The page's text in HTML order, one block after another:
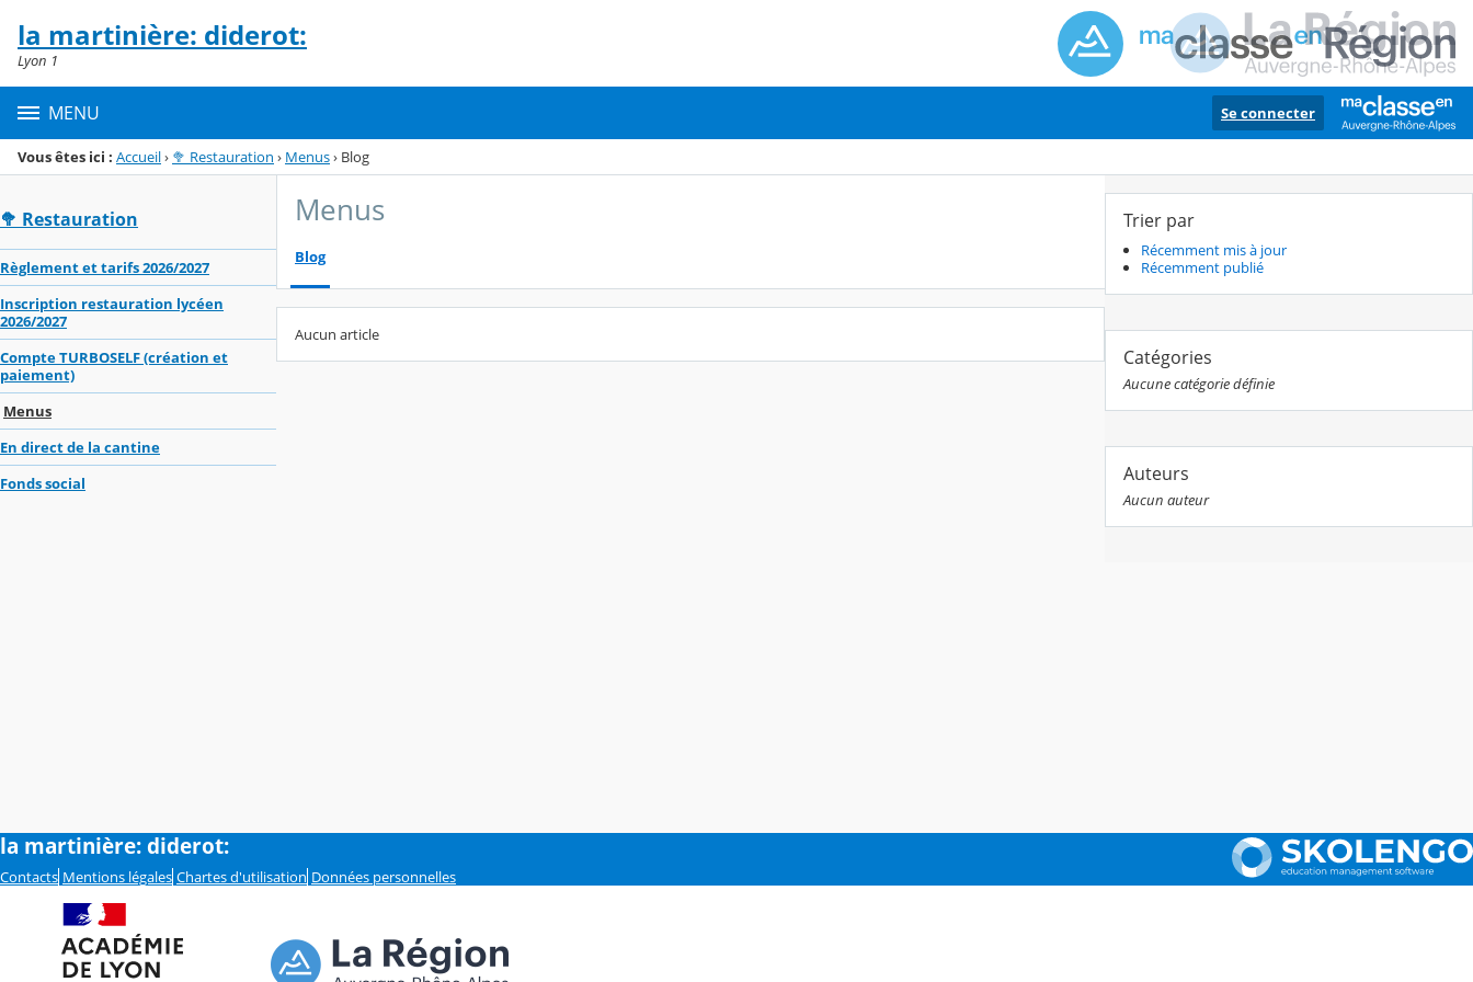
Menu de la rubrique
Contenu
la martinière: diderot:
Lyon 1
MENU Se connecter
Vous êtes ici : Accueil› 🥦 Restauration › Menus› Blog
🥦 Restauration
Règlement et tarifs 2026/2027
Inscription restauration lycéen
2026/2027
Compte TURBOSELF (création et
paiement)
Menus
En direct de la cantine
Fonds social
Menus
Blog
Aucun article
Trier par
Récemment mis à jour
Récemment publié
Catégories
Aucune catégorie définie
Auteurs
Aucun auteur
la martinière: diderot:
Contacts Mentions légales Chartes d'utilisation Données personnelles